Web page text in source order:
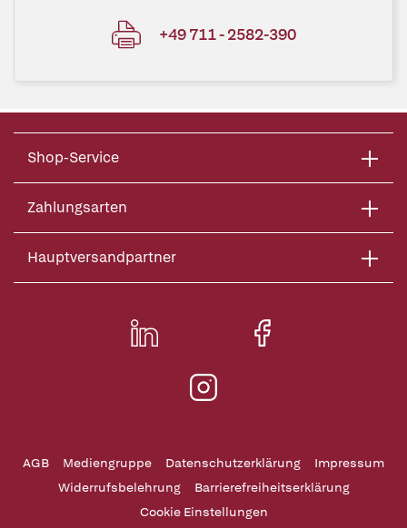
+49 711 - 2582-390
Shop-Service
Zahlungsarten
Hauptversandpartner
AGB Mediengruppe Datenschutzerklärung
Impressum
Widerrufsbelehrung
Barrierefreiheitserklärung
Cookie Einstellungen